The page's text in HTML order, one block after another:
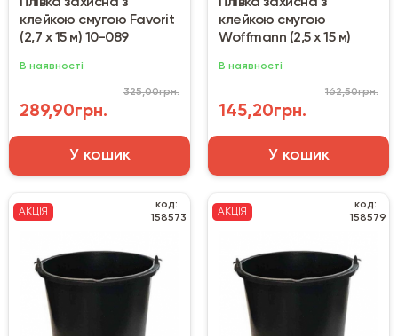
Плівка захисна з
клейкою смугою Favorit
(2,7 х 15 м) 10-089
В наявності
289,90грн.
325,00грн.
У кошик
Плівка захисна з
клейкою смугою
Woffmann (2,5 х 15 м)
В наявності
145,20грн.
162,50грн.
У кошик
АКЦІЯ
код:
158573
АКЦІЯ
код:
158579